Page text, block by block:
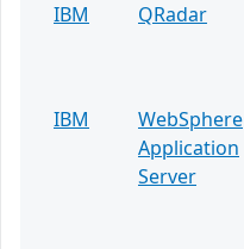
IBM
QRadar
IBM
WebSphere
Application
Server